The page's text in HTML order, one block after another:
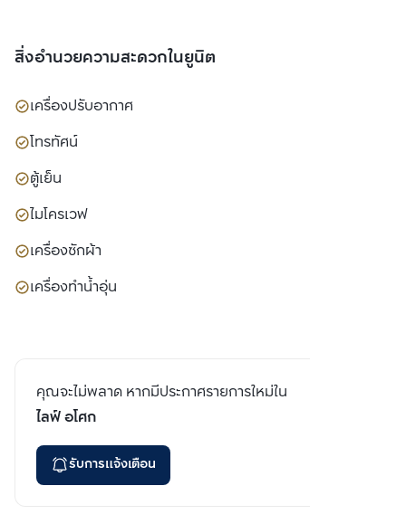
สิ่งอำนวยความสะดวกในยูนิต
เครื่องปรับอากาศ
โทรทัศน์
ตู้เย็น
ไมโครเวฟ
เครื่องซักผ้า
เครื่องทำน้ำอุ่น
คุณจะไม่พลาด หากมีประกาศรายการใหม่ใน
ไลฟ์ อโศก
รับการแจ้งเตือน